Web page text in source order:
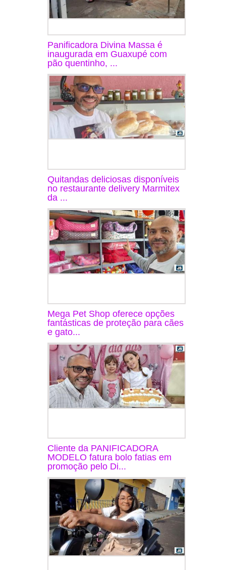
Panificadora Divina Massa é
inaugurada em Guaxupé com
pão quentinho, ...
Quitandas deliciosas disponíveis
no restaurante delivery Marmitex
da ...
Mega Pet Shop oferece opções
fantásticas de proteção para cães
e gato...
Cliente da PANIFICADORA
MODELO fatura bolo fatias em
promoção pelo Di...